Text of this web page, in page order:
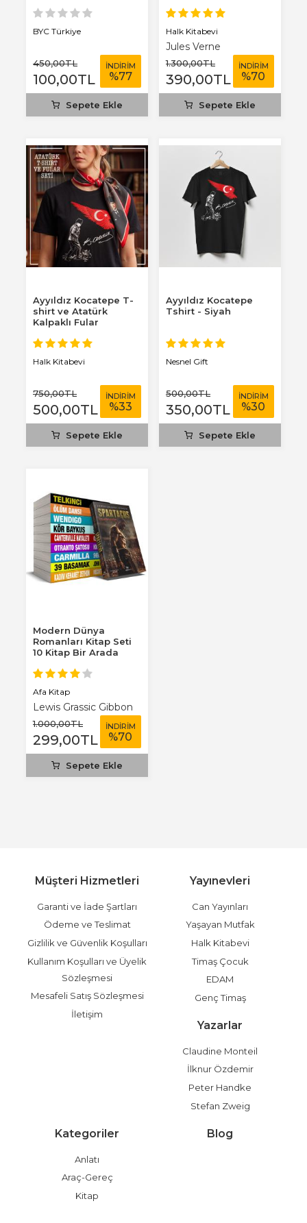
BYC Türkiye
450,00TL
100,00TL
İNDİRİM
%77
Sepete Ekle
Halk Kitabevi
Jules Verne
1.300,00TL
390,00TL
İNDİRİM
%70
Sepete Ekle
Ayyıldız Kocatepe T-
shirt ve Atatürk
Kalpaklı Fular
Halk Kitabevi
750,00TL
500,00TL
İNDİRİM
%33
Sepete Ekle
Ayyıldız Kocatepe
Tshirt - Siyah
Nesnel Gift
500,00TL
350,00TL
İNDİRİM
%30
Sepete Ekle
Modern Dünya
Romanları Kitap Seti
10 Kitap Bir Arada
Afa Kitap
Lewis Grassic Gibbon
1.000,00TL
299,00TL
İNDİRİM
%70
Sepete Ekle
Müşteri Hizmetleri
Garanti ve İade Şartları
Ödeme ve Teslimat
Gizlilik ve Güvenlik Koşulları
Kullanım Koşulları ve Üyelik
Sözleşmesi
Mesafeli Satış Sözleşmesi
İletişim
Yayınevleri
Can Yayınları
Yaşayan Mutfak
Halk Kitabevi
Timaş Çocuk
EDAM
Genç Timaş
Yazarlar
Claudine Monteil
İlknur Özdemir
Peter Handke
Stefan Zweig
Kategoriler
Anlatı
Araç-Gereç
Kitap
Blog